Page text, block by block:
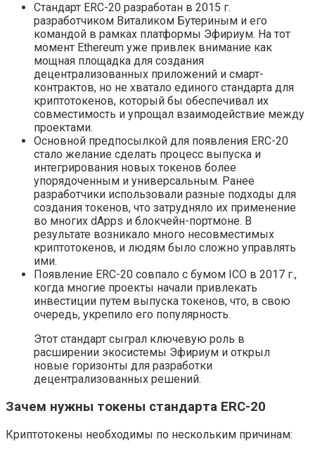
Стандарт ERC-20 разработан в 2015 г.
разработчиком Виталиком Бутериным и его
командой в рамках платформы Эфириум. На тот
момент Ethereum уже привлек внимание как
мощная площадка для создания
децентрализованных приложений и смарт-
контрактов, но не хватало единого стандарта для
криптотокенов, который бы обеспечивал их
совместимость и упрощал взаимодействие между
проектами.
Основной предпосылкой для появления ERC-20
стало желание сделать процесс выпуска и
интегрирования новых токенов более
упорядоченным и универсальным. Ранее
разработчики использовали разные подходы для
создания токенов, что затрудняло их применение
во многих dApps и блокчейн-портмоне. В
результате возникало много несовместимых
криптотокенов, и людям было сложно управлять
ими.
Появление ERC-20 совпало с бумом ICO в 2017 г.,
когда многие проекты начали привлекать
инвестиции путем выпуска токенов, что, в свою
очередь, укрепило его популярность.
Этот стандарт сыграл ключевую роль в
расширении экосистемы Эфириум и открыл
новые горизонты для разработки
децентрализованных решений.
Зачем нужны токены стандарта ERC-20
Криптотокены необходимы по нескольким причинам: